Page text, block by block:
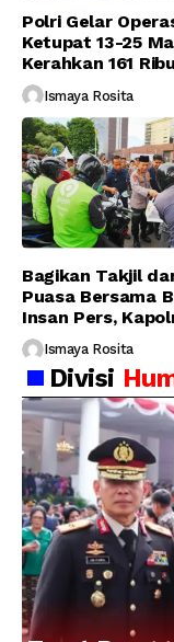
Polri Gelar
Ketupat 13-25
Kerahkan 161 Ribu
Personel
Ismaya Rosita
Bagikan Takjil
Puasa Bersama
Insan Pers,
Suara Media
Publik
Ismaya Rosita
Divisi